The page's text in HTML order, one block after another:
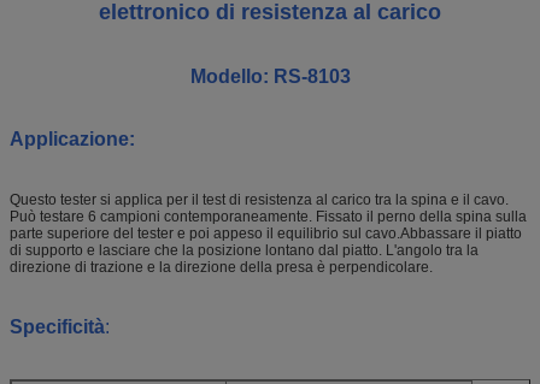
elettronico di resistenza al carico
Modello: RS-8103
Applicazione:
Questo tester si applica per il test di resistenza al carico tra la spina e il cavo.
Può testare 6 campioni contemporaneamente. Fissato il perno della spina sulla
parte superiore del tester e poi appeso il equilibrio sul cavo.Abbassare il piatto
di supporto e lasciare che la posizione lontano dal piatto. L'angolo tra la
direzione di trazione e la direzione della presa è perpendicolare.
Specificità: